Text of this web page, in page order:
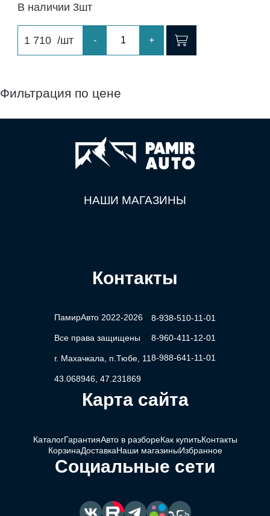
В наличии 3шт
1 710 /шт - +
Фильтрация по цене
НАШИ МАГАЗИНЫ
Контакты
ПамирАвто 2022-2026
Все права защищены
г. Махачкала, п.Тюбе, 11
43.068946, 47.231869
8-938-510-11-01
8-960-411-12-01
8-988-641-11-01
Карта сайта
КаталогГарантияАвто в разбореКак купитьКонтакты
КорзинаДоставкаНаши магазиныИзбранное
Социальные сети